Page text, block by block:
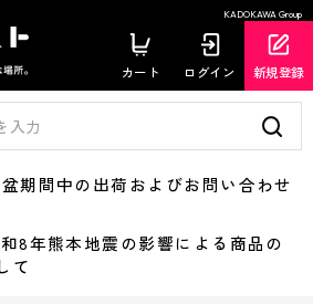
KADOKAWA Group
カート ログイン 新規登録
間中の出荷およびお問い合わせ
年熊本地震の影響による商品の
て